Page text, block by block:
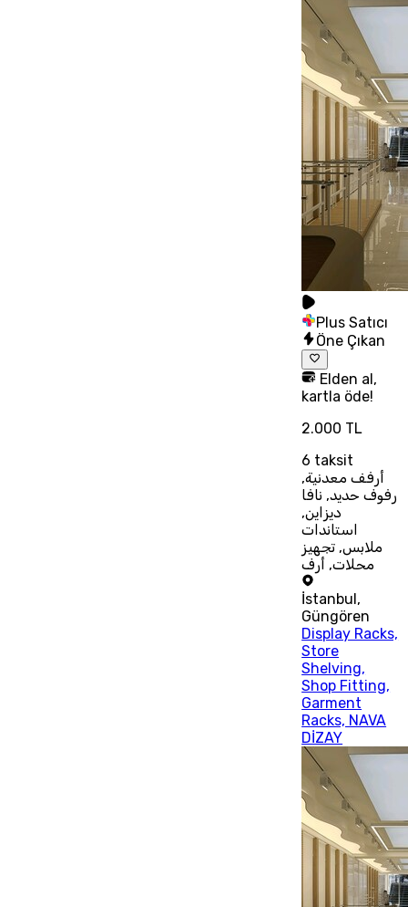
Plus Satıcı
Öne Çıkan
Elden al,
kartla öde!
2.000 TL
6 taksit
أرفف معدنية,
رفوف حديد, نافا
ديزاين,
استاندات
ملابس, تجهيز
محلات, أرف
İstanbul,
Güngören
Display Racks,
Store
Shelving,
Shop Fitting,
Garment
Racks, NAVA
DİZAY